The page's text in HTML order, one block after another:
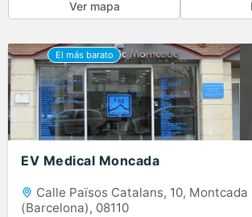
Ver mapa
EV Medical Moncada
Calle Països Catalans, 10, Montcada
(Barcelona), 08110